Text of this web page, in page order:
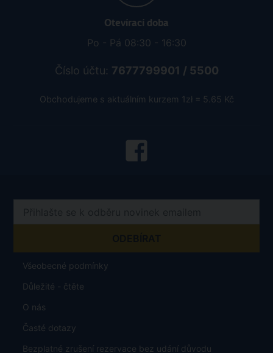
Otevírací doba
Po - Pá 08:30 - 16:30
Číslo účtu: 7677799901 / 5500
Obchodujeme s aktuálním kurzem 1zł = 5.65 Kč
Všeobecné podmínky
Důležité - čtěte
O nás
Časté dotazy
Bezplatné zrušení rezervace bez udání důvodu